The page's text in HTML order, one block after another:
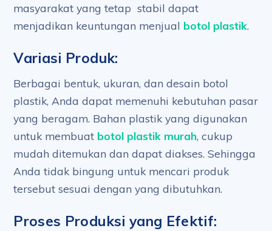
masyarakat yang tetap stabil dapat
menjadikan keuntungan menjual botol plastik.
Variasi Produk:
Berbagai bentuk, ukuran, dan desain botol
plastik, Anda dapat memenuhi kebutuhan pasar
yang beragam. Bahan plastik yang digunakan
untuk membuat botol plastik murah, cukup
mudah ditemukan dan dapat diakses. Sehingga
Anda tidak bingung untuk mencari produk
tersebut sesuai dengan yang dibutuhkan.
Proses Produksi yang Efektif: